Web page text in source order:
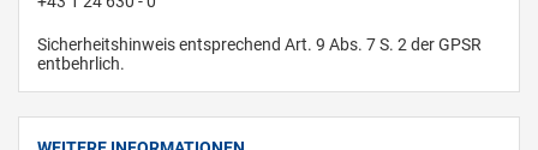
Sicherheitshinweis entsprechend Art. 9 Abs. 7 S. 2 der GPSR
entbehrlich.